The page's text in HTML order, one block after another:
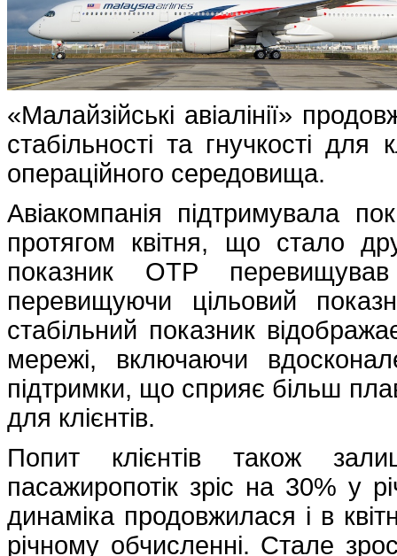
«Малайзійські авіалінії»
стабільності та гнучкості для
операційного середовища.
Авіакомпанія підтримувала
протягом квітня, що стало
показник OTP
перевищуючи цільовий
стабільний показник
мережі, включаючи
підтримки, що сприяє більш
для клієнтів.
Попит клієнтів також
пасажиропотік зріс на 30% у
динаміка продовжилася і в
річному обчисленні. Стале